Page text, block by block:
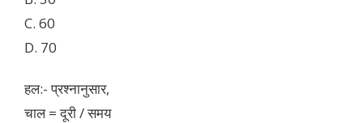
C. 60
D. 70
हल:- प्रश्नानुसार,
चाल = दूरी / समय